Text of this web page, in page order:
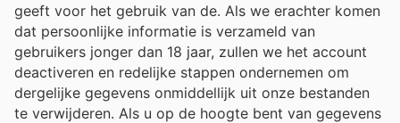
geeft voor het gebruik van de. Als we erachter komen
dat persoonlijke informatie is verzameld van
gebruikers jonger dan 18 jaar, zullen we het account
deactiveren en redelijke stappen ondernemen om
dergelijke gegevens onmiddellijk uit onze bestanden
te verwijderen. Als u op de hoogte bent van gegevens